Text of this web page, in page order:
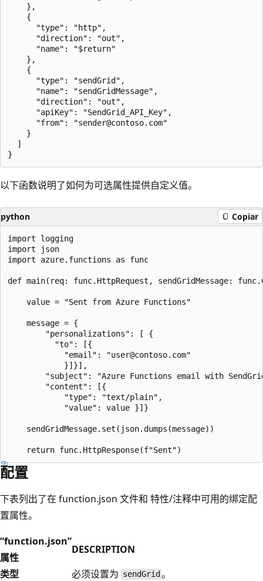
    },
    {
      "type": "http",
      "direction": "out",
      "name": "$return"
    },
    {
      "type": "sendGrid",
      "name": "sendGridMessage",
      "direction": "out",
      "apiKey": "SendGrid_API_Key",
      "from": "sender@contoso.com"
    }
  ]
以下函数说明了如何为可选属性提供自定义值。
python Copiar
import logging
import json
import azure.functions as func
def main(req: func.HttpRequest, sendGridMessage:
    value = "Sent from Azure Functions"
    message = {
        "personalizations": [ {
          "to": [{
            "email": "user@contoso.com"
            }]}],
"subject": "Azure Functions email with
        "content": [{
            "type": "text/plain",
            "value": value }]}
    sendGridMessage.set(json.dumps(message))
配置
下表列出了在 function.json 文件和 特性/注释中可用的绑定配
置属性。
“function.json”
属性
DESCRIPTION
类型
必须设置为 sendGrid 。